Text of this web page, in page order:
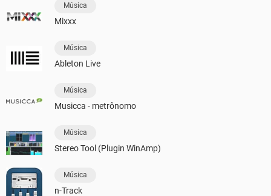
Música
Mixxx
Música
Ableton Live
Música
Musicca - metrônomo
Música
Stereo Tool (Plugin WinAmp)
Música
n-Track